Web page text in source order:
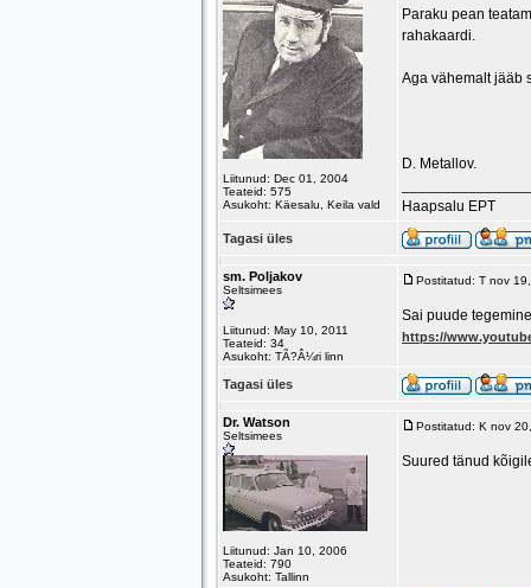
Liitunud: Dec 01, 2004
Teateid: 575
Asukoht: Käesalu, Keila vald
Paraku pean
rahakaardi.
Aga vähemalt jääb
D. Metallov.
Haapsalu EPT
Tagasi üles
sm. Poljakov
Seltsimees
Liitunud: May 10, 2011
Teateid: 34
Asukoht: TÃ?Â¼ri linn
Postitatud: T nov
Sai puude
https://
Tagasi üles
Dr. Watson
Seltsimees
Liitunud: Jan 10, 2006
Teateid: 790
Asukoht: Tallinn
Postitatud: K nov
Suured tänud